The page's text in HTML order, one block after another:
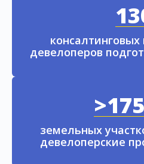
девелоперов
земельных
девелоперские